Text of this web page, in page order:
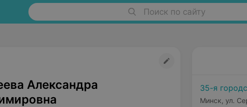
Поиск по сайту
Александра
35-я
Минск, ул.